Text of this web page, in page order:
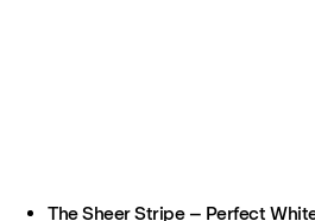
The Sheer Stripe – Perfect